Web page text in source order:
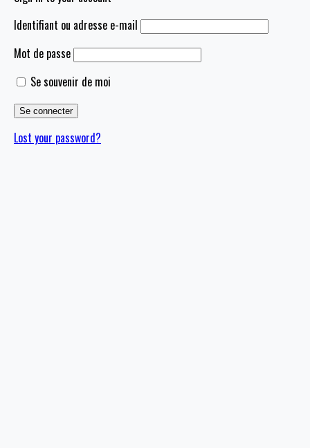
Identifiant ou adresse e-mail
Mot de passe
Se souvenir de moi
Lost your password?